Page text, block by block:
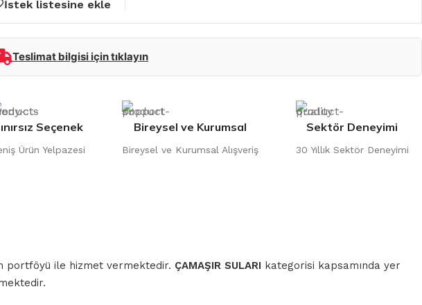
İstek listesine ekle
Teslimat bilgisi için tıklayın
Seçenek
Ürün Yelpazesi
Bireysel ve Kurumsal
Bireysel ve Kurumsal Alışveriş
Sektör Deneyimi
30 Yıllık Sektör Deneyimi
portföyü ile hizmet vermektedir. ÇAMAŞIR SULARI kategorisi kapsamında yer